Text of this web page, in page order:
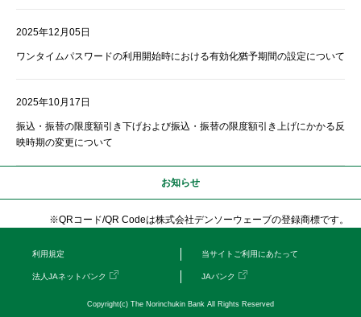
2025年12月05日
ワンタイムパスワードの利用開始時における有効化猶予期間の設定について
2025年10月17日
振込・振替の限度額引き下げおよび振込・振替の限度額引き上げにかかる反
映時期の変更について
お知らせ
※QRコード/QR Codeは株式会社デンソーウェーブの登録商標です。
利用規定 当サイトご利用にあたって
法人JAネットバンク JAバンク
Copyright(c) The Norinchukin Bank All Rights Reserved